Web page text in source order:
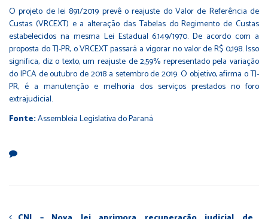
O projeto de lei 891/2019 prevê o reajuste do Valor de Referência de
Custas (VRCEXT) e a alteração das Tabelas do Regimento de Custas
estabelecidos na mesma Lei Estadual 6.149/1970. De acordo com a
proposta do TJ-PR, o VRCEXT passará a vigorar no valor de R$ 0,198. Isso
significa, diz o texto, um reajuste de 2,59% representado pela variação
do IPCA de outubro de 2018 a setembro de 2019. O objetivo, afirma o TJ-
PR, é a manutenção e melhoria dos serviços prestados no foro
extrajudicial.
Fonte:Assembleia Legislativa do Paraná